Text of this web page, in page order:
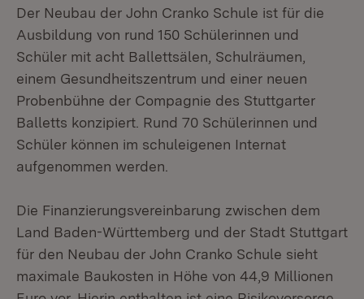
Der Neubau der John Cranko Schule ist für die
Ausbildung von rund 150 Schülerinnen und
Schüler mit acht Ballettsälen, Schulräumen,
einem Gesund­heitszentrum und einer neuen
Probenbühne der Compagnie des Stuttgarter
Balletts konzipiert. Rund 70 Schülerinnen und
Schüler können im schuleigenen Internat
aufgenommen werden.
Die Finanzierungsvereinbarung zwischen dem
Land Baden-Württemberg und der Stadt Stuttgart
für den Neubau der John Cranko Schule sieht
maximale Baukosten in Höhe von 44,9 Millionen